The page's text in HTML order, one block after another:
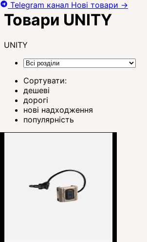
Товари UNITY
UNITY
Сортувати:
дешеві
дорогі
нові надходження
популярність
Telegram канал Нові товари →